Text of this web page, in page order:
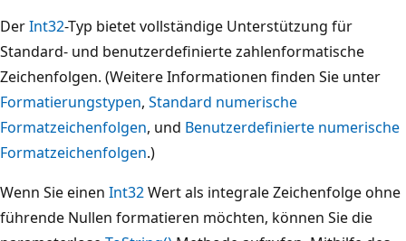
DerInt32-Typ bietet vollständige Unterstützung für
Standard- und benutzerdefinierte zahlenformatische
Zeichenfolgen. (Weitere Informationen finden Sie unter
Formatierungstypen, Standard numerische
Formatzeichenfolgen, und Benutzerdefinierte numerische
Formatzeichenfolgen.)
Wenn Sie einen Int32Wert als integrale Zeichenfolge ohne
führende Nullen formatieren möchten, können Sie die